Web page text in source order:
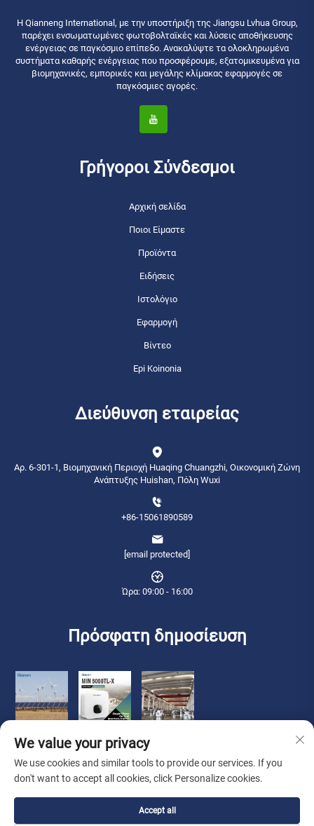
Η Qianneng International, με την υποστήριξη της Jiangsu Lvhua Group,
παρέχει ενσωματωμένες φωτοβολταϊκές και λύσεις αποθήκευσης
ενέργειας σε παγκόσμιο επίπεδο. Ανακαλύψτε τα ολοκληρωμένα
συστήματα καθαρής ενέργειας που προσφέρουμε, εξατομικευμένα για
βιομηχανικές, εμπορικές και μεγάλης κλίμακας εφαρμογές σε
παγκόσμιες αγορές.
Γρήγοροι Σύνδεσμοι
Αρχική σελίδα
Ποιοι Είμαστε
Προϊόντα
Ειδήσεις
Ιστολόγιο
Εφαρμογή
Βίντεο
Epi Koinonia
Διεύθυνση εταιρείας
Αρ. 6-301-1, Βιομηχανική Περιοχή Huaqing Chuangzhi, Οικονομική Ζώνη
Ανάπτυξης Huishan, Πόλη Wuxi
+86-15061890589
[email protected]
Ώρα: 09:00 - 16:00
Πρόσφατη δημοσίευση
Πνευματικά δικαιώματα © 2026 Qianneng International Trade (wuxi) Co.,
We value your privacy
We use cookies and similar tools to provide our services. If you
don't want to accept all cookies, click Personalize cookies.
Accept all